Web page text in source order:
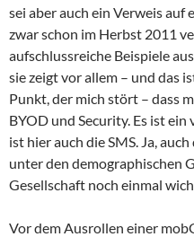
sei aber auch ein Verweis auf
zwar schon im Herbst 2011
aufschlussreiche Beispiele
sie zeigt vor allem – und das
Punkt, der mich stört – dass
BYOD und Security. Es ist
ist hier auch die SMS. Ja,
unter den demographischen
Gesellschaft noch einmal
Vor dem Ausrollen einer